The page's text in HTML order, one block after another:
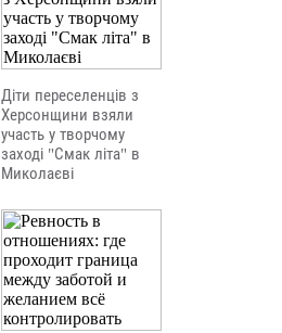
Діти переселенців з
Херсонщини взяли
участь у творчому
заході "Смак літа" в
Миколаєві